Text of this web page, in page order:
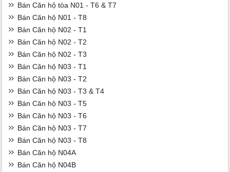
Bán Căn hộ tòa N01 - T6 & T7
Bán Căn hộ N01 - T8
Bán Căn hộ N02 - T1
Bán Căn hộ N02 - T2
Bán Căn hộ N02 - T3
Bán Căn hộ N03 - T1
Bán Căn hộ N03 - T2
Bán Căn hộ N03 - T3 & T4
Bán Căn hộ N03 - T5
Bán Căn hộ N03 - T6
Bán Căn hộ N03 - T7
Bán Căn hộ N03 - T8
Bán Căn hộ N04A
Bán Căn hộ N04B